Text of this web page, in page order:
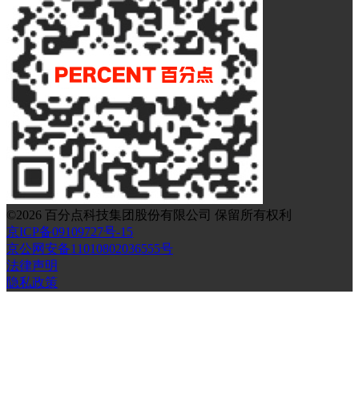
©2026 百分点科技集团股份有限公司 保留所有权利
京ICP备09109727号-15
京公网安备11010802036555号
法律声明
隐私政策